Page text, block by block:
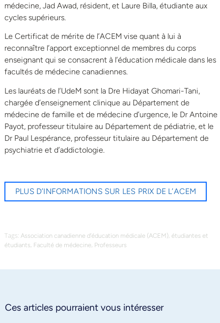
médecine, Jad Awad, résident, et Laure Billa, étudiante aux
cycles supérieurs.
Le Certificat de mérite de l’ACEM vise quant à lui à
reconnaître l’apport exceptionnel de membres du corps
enseignant qui se consacrent à l’éducation médicale dans les
facultés de médecine canadiennes.
Les lauréats de l’UdeM sont la Dre Hidayat Ghomari-Tani,
chargée d’enseignement clinique au Département de
médecine de famille et de médecine d’urgence, le Dr Antoine
Payot, professeur titulaire au Département de pédiatrie, et le
Dr Paul Lespérance, professeur titulaire au Département de
psychiatrie et d’addictologie.
PLUS D’INFORMATIONS SUR LES PRIX DE L’ACEM
Tags: Association canadienne d’éducation médicale (ACEM), étudiantes et
étudiants, Faculté de médecine, Professeurs
Ces articles pourraient vous intéresser